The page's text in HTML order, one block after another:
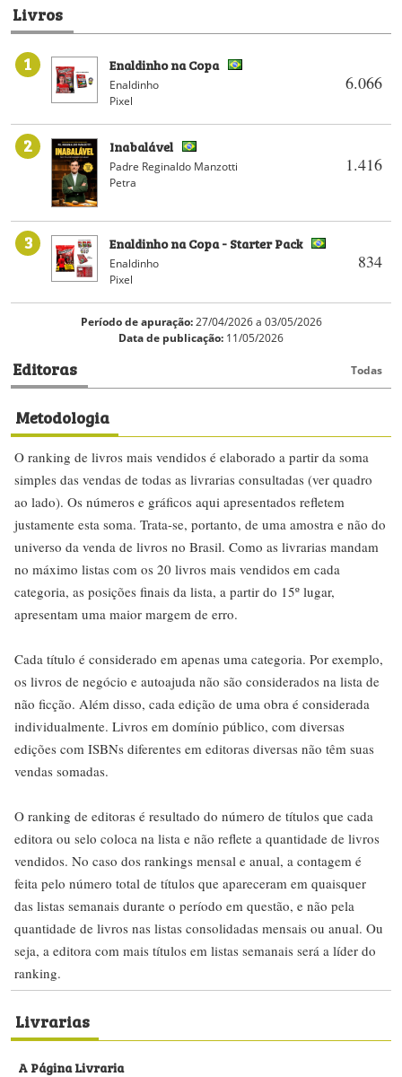
Livros
1
6.066
Enaldinho na Copa
Enaldinho
Pixel
2
1.416
Inabalável
Padre Reginaldo Manzotti
Petra
3
834
Enaldinho na Copa - Starter Pack
Enaldinho
Pixel
Período de apuração:27/04/2026 a 03/05/2026
Data de publicação: 11/05/2026
Editoras Todas
Metodologia
O ranking de livros mais vendidos é elaborado a partir da soma
simples das vendas de todas as livrarias consultadas (ver quadro
ao lado). Os números e gráficos aqui apresentados refletem
justamente esta soma. Trata-se, portanto, de uma amostra e não do
universo da venda de livros no Brasil. Como as livrarias mandam
no máximo listas com os 20 livros mais vendidos em cada
categoria, as posições finais da lista, a partir do 15º lugar,
apresentam uma maior margem de erro.
Cada título é considerado em apenas uma categoria. Por exemplo,
os livros de negócio e autoajuda não são considerados na lista de
não ficção. Além disso, cada edição de uma obra é considerada
individualmente. Livros em domínio público, com diversas
edições com ISBNs diferentes em editoras diversas não têm suas
vendas somadas.
O ranking de editoras é resultado do número de títulos que cada
editora ou selo coloca na lista e não reflete a quantidade de livros
vendidos. No caso dos rankings mensal e anual, a contagem é
feita pelo número total de títulos que apareceram em quaisquer
das listas semanais durante o período em questão, e não pela
quantidade de livros nas listas consolidadas mensais ou anual. Ou
seja, a editora com mais títulos em listas semanais será a líder do
ranking.
Livrarias
A Página Livraria